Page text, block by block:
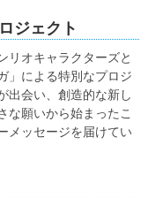
ジェクト
リオキャラクターズと
」による特別なプロジ
出会い、創造的な新し
な願いから始まったこ
メッセージを届けてい